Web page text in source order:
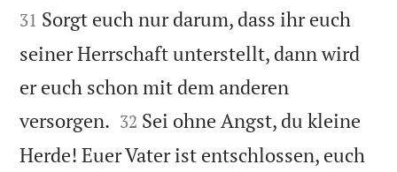
31 Sorgt euch nur darum, dass ihr euch
seiner Herrschaft unterstellt, dann wird
er euch schon mit dem anderen
versorgen. 

32 Sei ohne Angst, du kleine
Herde! Euer Vater ist entschlossen, euch